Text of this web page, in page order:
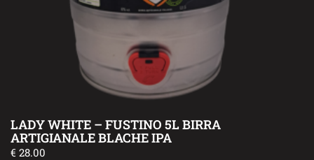
LADY WHITE – FUSTINO 5L BIRRA
ARTIGIANALE BLACHE IPA
€ 28.00